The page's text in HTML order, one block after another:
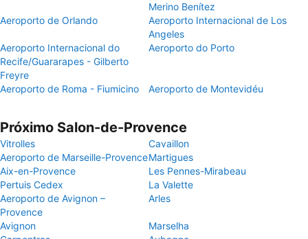
Merino Benítez
Aeroporto de Orlando
Aeroporto Internacional de Los
Angeles
Aeroporto Internacional do
Recife/Guararapes - Gilberto
Freyre
Aeroporto do Porto
Aeroporto de Roma - Fiumicino Aeroporto de Montevidéu
Próximo Salon-de-Provence
Vitrolles
Cavaillon
Aeroporto de Marseille-ProvenceMartigues
Aix-en-Provence
Les Pennes-Mirabeau
Pertuis Cedex
La Valette
Aeroporto de Avignon –
Provence
Arles
Avignon
Marselha